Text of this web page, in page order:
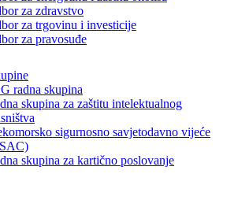
za zdravstvo
za trgovinu i investicije
za pravosuđe
radna skupina
skupina za zaštitu intelektualnog
sigurnosno savjetodavno vijeće
skupina za kartično poslovanje